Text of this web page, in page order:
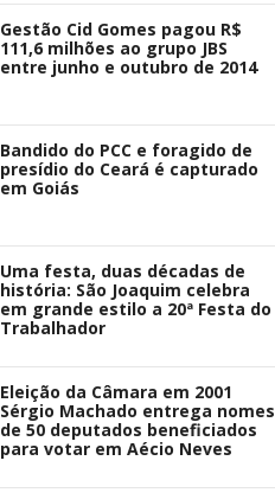
Gestão Cid Gomes pagou R$
111,6 milhões ao grupo JBS
entre junho e outubro de 2014
Bandido do PCC e foragido de
presídio do Ceará é capturado
em Goiás
Uma festa, duas décadas de
história: São Joaquim celebra
em grande estilo a 20ª Festa do
Trabalhador
Eleição da Câmara em 2001
Sérgio Machado entrega nomes
de 50 deputados beneficiados
para votar em Aécio Neves